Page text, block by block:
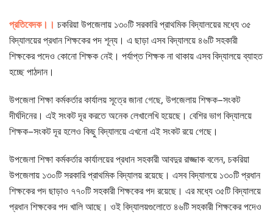
প্রতিবেদক।। চকরিয়া উপজেলায় ১৩০টি সরকারি প্রাথমিক বিদ্যালয়ের মধ্যে ৩৫
বিদ্যালয়ের প্রধান শিক্ষকের পদ শূন্য। এ ছাড়া এসব বিদ্যালয়ে ৪৬টি সহকারী
শিক্ষকের পদেও কোনো শিক্ষক নেই। পর্যাপ্ত শিক্ষক না থাকায় এসব বিদ্যালয়ে ব্যাহত
হচ্ছে পাঠদান।
উপজেলা শিক্ষা কর্মকর্তার কার্যালয় সূত্রে জানা গেছে, উপজেলায় শিক্ষক–সংকট
দীর্ঘদিনের। এই সংকট দূর করতে অনেক লেখালেখি হয়েছে। বেশির ভাগ বিদ্যালয়ে
শিক্ষক–সংকট দূর হলেও কিছু বিদ্যালয়ে এখনো এই সংকট রয়ে গেছে।
উপজেলা শিক্ষা কর্মকর্তার কার্যালয়ের প্রধান সহকারী আবদুর রাজ্জাক বলেন, চকরিয়া
উপজেলায় ১৩০টি সরকারি প্রাথমিক বিদ্যালয় রয়েছে। এসব বিদ্যালয়ে ১৩০টি প্রধান
শিক্ষকের পদ ছাড়াও ৭৭০টি সহকারী শিক্ষকের পদ রয়েছে। এর মধ্যে ৩৫টি বিদ্যালয়ে
প্রধান শিক্ষকের পদ খালি আছে। ওই বিদ্যালয়গুলোতে ৪৬টি সহকারী শিক্ষকের পদেও